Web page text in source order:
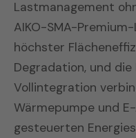
Lastmanagement
AIKO-SMA-
höchster
Degradation, und
Vollintegration
Wärmepumpe und
gesteuerten